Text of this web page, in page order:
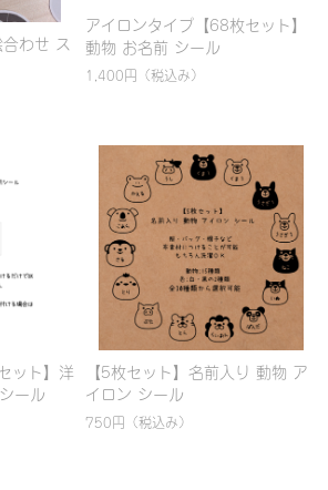
合わせ ス
アイロンタイプ【68枚セット】
動物 お名前 シール
1,400円 （税込み）
ット】洋
ール
【5枚セット】名前入り 動物 ア
イロン シール
750円 （税込み）